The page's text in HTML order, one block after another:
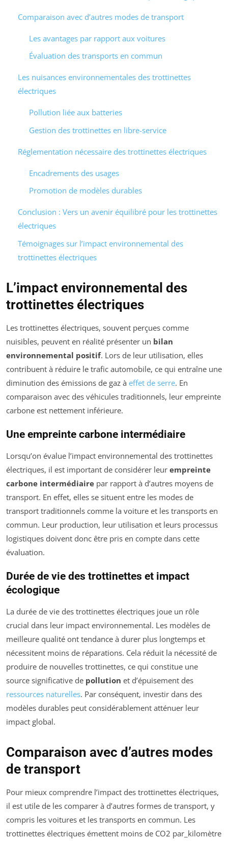
Comparaison avec d’autres modes de transport
Les avantages par rapport aux voitures
Évaluation des transports en commun
Les nuisances environnementales des trottinettes
électriques
Pollution liée aux batteries
Gestion des trottinettes en libre-service
Réglementation nécessaire des trottinettes électriques
Encadrements des usages
Promotion de modèles durables
Conclusion : Vers un avenir équilibré pour les trottinettes
électriques
Témoignages sur l’impact environnemental des
trottinettes électriques
L’impact environnemental des
trottinettes électriques
Les trottinettes électriques, souvent perçues comme
nuisibles, peuvent en réalité présenter un bilan
environnemental positif. Lors de leur utilisation, elles
contribuent à réduire le trafic automobile, ce qui entraîne une
diminution des émissions de gaz à effet de serre. En
comparaison avec des véhicules traditionnels, leur empreinte
carbone est nettement inférieure.
Une empreinte carbone intermédiaire
Lorsqu’on évalue l’impact environnemental des trottinettes
électriques, il est important de considérer leur empreinte
carbone intermédiaire par rapport à d’autres moyens de
transport. En effet, elles se situent entre les modes de
transport traditionnels comme la voiture et les transports en
commun. Leur production, leur utilisation et leurs processus
logistiques doivent donc être pris en compte dans cette
évaluation.
Durée de vie des trottinettes et impact
écologique
La durée de vie des trottinettes électriques joue un rôle
crucial dans leur impact environnemental. Les modèles de
meilleure qualité ont tendance à durer plus longtemps et
nécessitent moins de réparations. Cela réduit la nécessité de
produire de nouvelles trottinettes, ce qui constitue une
source significative de pollution et d’épuisement des
ressources naturelles. Par conséquent, investir dans des
modèles durables peut considérablement atténuer leur
impact global.
Comparaison avec d’autres modes
de transport
Pour mieux comprendre l’impact des trottinettes électriques,
il est utile de les comparer à d’autres formes de transport, y
compris les voitures et les transports en commun. Les
trottinettes électriques émettent moins de CO2 par_kilomètre